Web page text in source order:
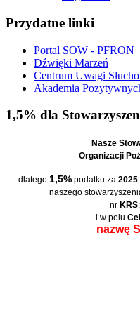
Przydatne linki
Portal SOW - PFRON
Dźwięki Marzeń
Centrum Uwagi
Akademia
1,5% dla
Nasze
Organizacji
dlatego 1,5%podatku za 2025
naszego
nr KRS:
i w polu
nazwę